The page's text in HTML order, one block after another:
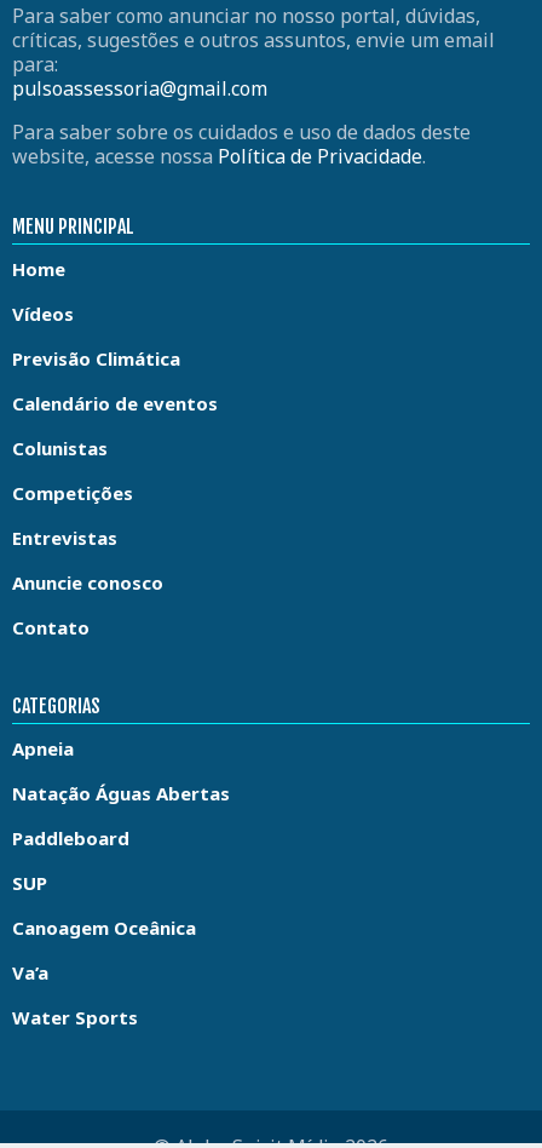
Para saber como anunciar no nosso portal, dúvidas,
críticas, sugestões e outros assuntos, envie um email
para:
pulsoassessoria@gmail.com
Para saber sobre os cuidados e uso de dados deste
website, acesse nossa Política de Privacidade.
MENU PRINCIPAL
Home
Vídeos
Previsão Climática
Calendário de eventos
Colunistas
Competições
Entrevistas
Anuncie conosco
Contato
CATEGORIAS
Apneia
Natação Águas Abertas
Paddleboard
SUP
Canoagem Oceânica
Va’a
Water Sports